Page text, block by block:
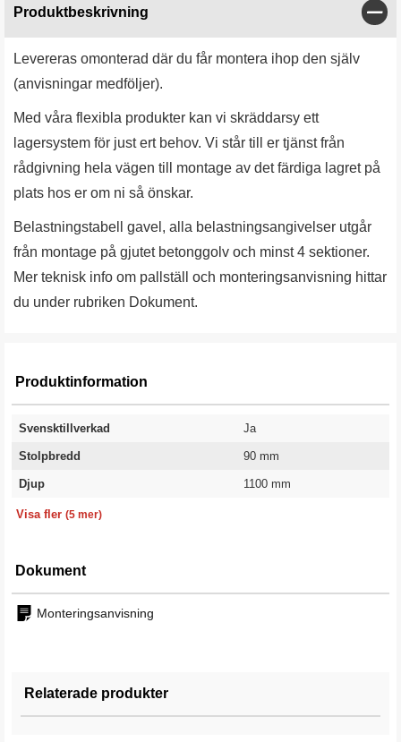
Produktbeskrivning
Levereras omonterad där du får montera ihop den själv
(anvisningar medföljer).
Med våra flexibla produkter kan vi skräddarsy ett
lagersystem för just ert behov. Vi står till er tjänst från
rådgivning hela vägen till montage av det färdiga lagret på
plats hos er om ni så önskar.
Belastningstabell gavel, alla belastningsangivelser utgår
från montage på gjutet betonggolv och minst 4 sektioner.
Mer teknisk info om pallställ och monteringsanvisning hittar
du under rubriken Dokument.
Produktinformation
Svensktillverkad Ja
Stolpbredd 90 mm
Djup
1100 mm
Visa fler (5 mer)
Dokument
Monteringsanvisning
Relaterade produkter